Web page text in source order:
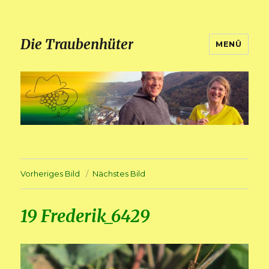
Die Traubenhüter MENÜ
Vorheriges Bild Nächstes Bild
19 Frederik_6429